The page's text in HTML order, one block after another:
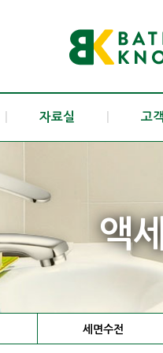
자료실 고
액
세면수전